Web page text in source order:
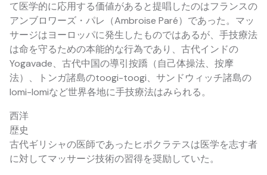
て医学的に応用する価値があると提唱したのはフランスの
アンブロワーズ・パレ（Ambroise Paré）であった。マッ
サージはヨーロッパに発生したものではあるが、手技療法
は命を守るための本能的な行為であり、古代インドの
Yogavade、古代中国の導引按蹻（自己体操法、按摩
法）、トンガ諸島のtoogi-toogi、サンドウィッチ諸島の
lomi-lomiなど世界各地に手技療法はみられる。
西洋
歴史
古代ギリシャの医師であったヒポクラテスは医学を志す者
に対してマッサージ技術の習得を奨励していた。